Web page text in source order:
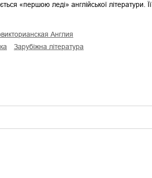
«першою леді» англійської літератури. Її
Англия
зарубіжна література